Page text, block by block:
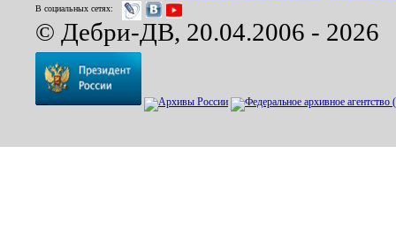
В социальных сетях:
© Дебри-ДВ, 20.04.2006 - 2026